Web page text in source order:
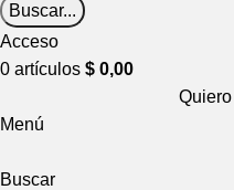
Buscar...
Acceso
0 artículos $ 0,00
Menú
Buscar